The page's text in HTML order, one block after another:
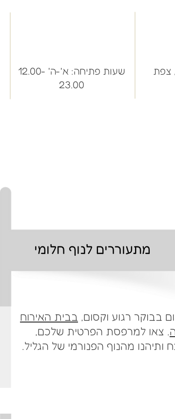
שעות פתיחה: א'-ה' 12.00-
23.00
מתעוררים לנוף חלומי
בבוקר רגוע וקסום, בבית האירוח
. צאו למרפסת הפרטית שלכם,
ותיהנו מהנוף הפנורמי של הגליל.